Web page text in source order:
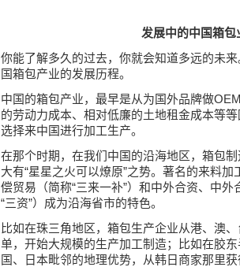
发展中的中国箱包
你能了解多久的过去，你就会知道多远的未
国箱包产业的发展历程。
中国的箱包产业，最早是从为国外品牌做
的劳动力成本、相对低廉的土地租金成本等
选择来中国进行加工生产。
在那个时期，在我们中国的沿海地区，箱包
大有“星星之火可以燎原”之势。 著名的来料加
偿贸易（简称“三来一补”）和中外合资、中
“三资”）成为沿海省市的特色。
比如在珠三角地区，箱包生产企业从港、澳
单，开始大规模的生产加工制造；比如在胶
国、日本毗邻的地理优势，从韩日商家那里